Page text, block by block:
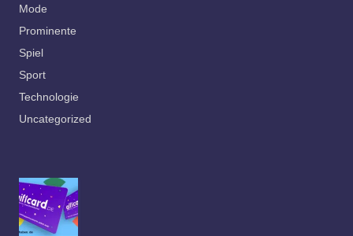
Mode
Prominente
Spiel
Sport
Technologie
Uncategorized